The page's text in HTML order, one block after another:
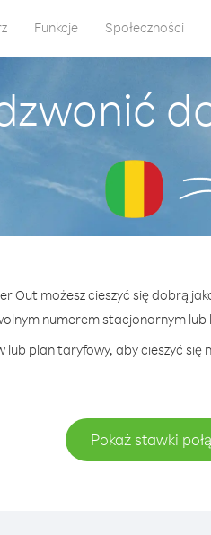
Funkcje Społeczności
Out możesz cieszyć się dobrą
numerem stacjonarnym
lub plan taryfowy, aby cieszyć się
Pokaż stawki